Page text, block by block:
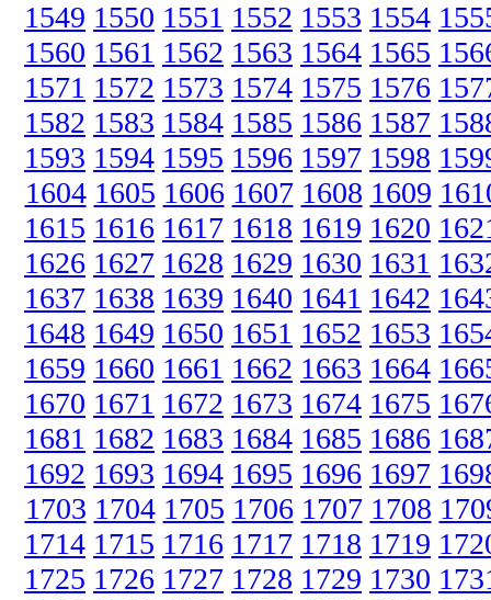
1549 1550 1551 1552 1553 1554
1560 1561 1562 1563 1564 1565
1571 1572 1573 1574 1575 1576
1582 1583 1584 1585 1586 1587
1593 1594 1595 1596 1597 1598
1604 1605 1606 1607 1608 1609
1615 1616 1617 1618 1619 1620
1626 1627 1628 1629 1630 1631
1637 1638 1639 1640 1641 1642
1648 1649 1650 1651 1652 1653
1659 1660 1661 1662 1663 1664
1670 1671 1672 1673 1674 1675
1681 1682 1683 1684 1685 1686
1692 1693 1694 1695 1696 1697
1703 1704 1705 1706 1707 1708
1714 1715 1716 1717 1718 1719
1725 1726 1727 1728 1729 1730